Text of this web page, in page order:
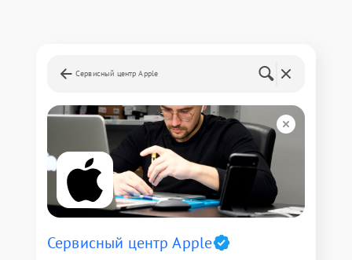
Сервисный центр Apple
Сервисный центр Apple